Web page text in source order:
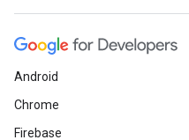
Android
Chrome
Firebase